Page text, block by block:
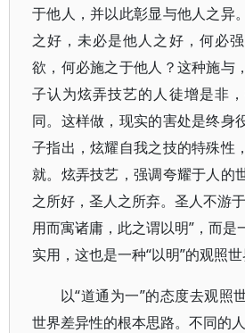
于他人，并以此彰显与他人之异
之好，未必是他人之好，何必
欲，何必施之于他人？这种施与
子认为炫弄技艺的人徒增是非
同。这样做，现实的害处是终身
子指出，炫耀自我之技的特殊性
就。炫弄技艺，强调夸耀于人的
之所好，圣人之所弃。圣人不游
用而寓诸庸，此之谓以明”，而是
实用，这也是一种“以明”的观照世
以“道通为一”的态度去观照
世界差异性的根本思路。不同的